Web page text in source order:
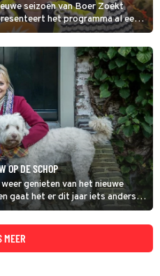
seizoen van Boer Zoekt
het programma al een
met RTL Boulevard vertelt
en wat ze vindt van de
kan.
OP DE SCHOP
genieten van het nieuwe
gaat het er dit jaar iets anders
MEER